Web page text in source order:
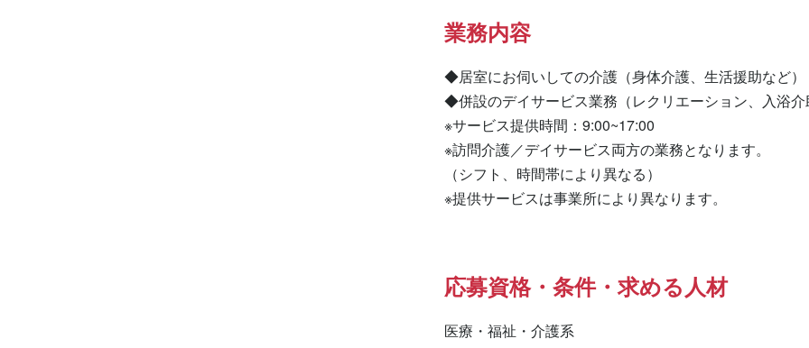
業務内容
◆居室にお伺いしての介護（身体介護、生活援助など）
◆併設のデイサービス業務（レクリエーション、入浴
※サービス提供時間：9:00~17:00
※訪問介護／デイサービス両方の業務となります。
（シフト、時間帯により異なる）
※提供サービスは事業所により異なります。
応募資格・条件・求める人材
医療・福祉・介護系